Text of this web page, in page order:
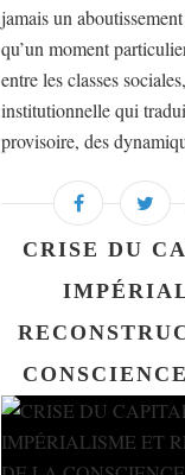
jamais un
qu’un moment
entre les classes
institutionnelle qui
provisoire, des
CRISE DU